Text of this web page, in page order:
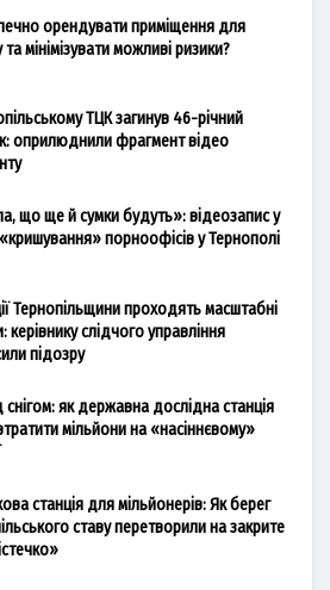
орендувати приміщення для
та мінімізувати можливі ризики?
ТЦК загинув 46-річний
оприлюднили фрагмент відео
що ще й сумки будуть»: відеозапис у
порноофісів у Тернополі
Тернопільщини проходять масштабні
керівнику слідчого управління
підозру
снігом: як державна дослідна станція
мільйони на «насіннєвому»
станція для мільйонерів: Як берег
ставу перетворили на закрите